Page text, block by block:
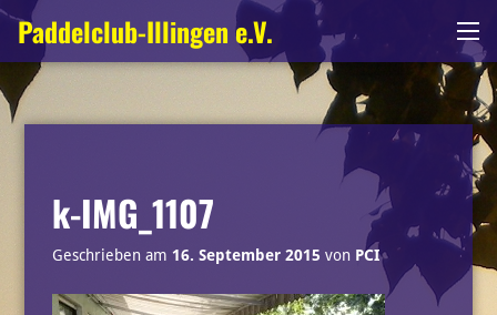
Zum
Inhalt
springen
Paddelclub-Illingen e.V.
k-IMG_1107
Geschrieben am 16. September 2015 von PCI